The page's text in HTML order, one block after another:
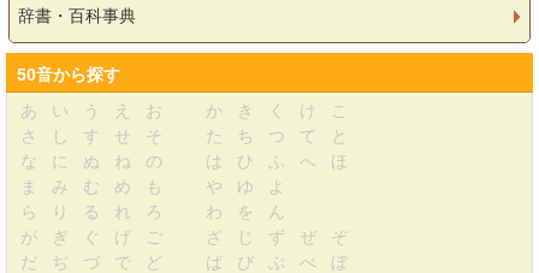
辞書・百科事典
50音から探す
あ
い う え お か き く け
こ
さ
し す せ そ た ち つ て
と
な
に ぬ ね の は ひ ふ へ
ほ
ま
み む め も や ゆ
よ
ら
り る れ ろ わ を
ん
が
ぎ ぐ げ ご ざ じ ず ぜ
ぞ
だ
ぢ づ で ど ば び ぶ べ
ぼ